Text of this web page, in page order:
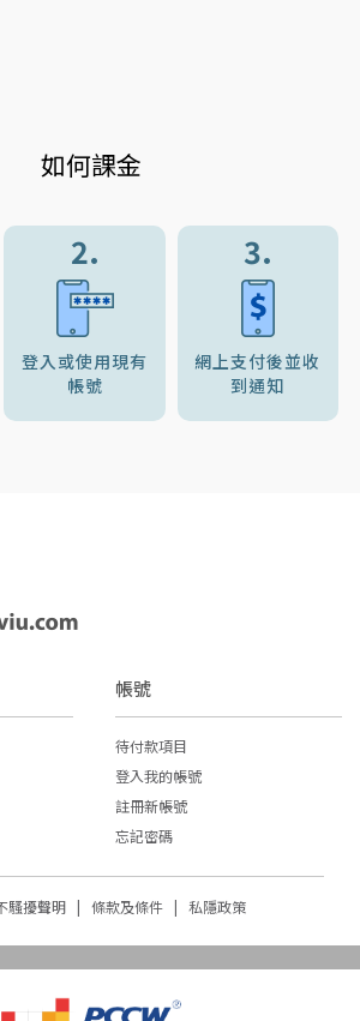
如何課金
2.
登入或使用現有
帳號
3.
網上支付後並收
到通知
帳號
待付款項目
登入我的帳號
註冊新帳號
忘記密碼
騷擾聲明 | 條款及條件 | 私隱政策